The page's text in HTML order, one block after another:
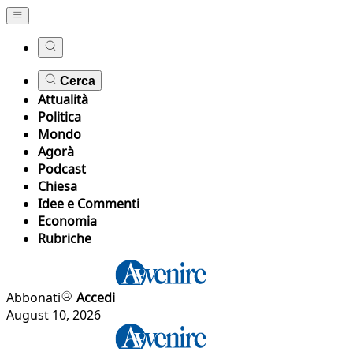
Cerca
Attualità
Politica
Mondo
Agorà
Podcast
Chiesa
Idee e Commenti
Economia
Rubriche
Abbonati
Accedi
August 10, 2026